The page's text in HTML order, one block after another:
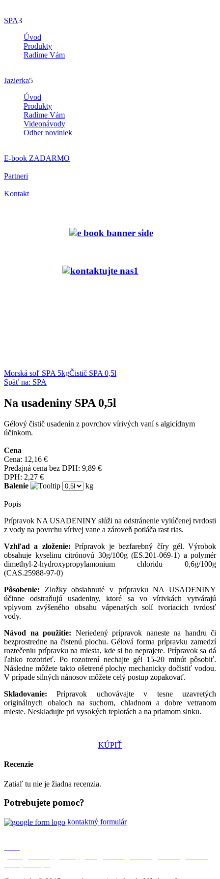
SPA3
Úvod
Produkty
Radíme Vám
Jazierka5
Úvod
Produkty
Radíme Vám
Videonávody
Odber noviniek
E-book ZADARMO
Partneri
Kontakt
Morská soľ SPA 5kgČistič SPA 0,5l
Späť na: SPA
Na usadeniny SPA 0,5l
Gélový čistič usadenín z povrchov vírivých vaní s algicídnym
účinkom.
Cena
Cena: 12,16 €
Predajná cena bez DPH: 9,89 €
DPH: 2,27 €
Balenie
kg
Popis
Prípravok NA USADENINY slúži na odstránenie vylúčenej tvrdosti
z vody na povrchu vírivej vane a zároveň potláča rast rias.
Vzhľad a zloženie: Prípravok je bezfarebný číry gél. Výrobok
obsahuje kyselinu citrónovú 30g/100g (ES.201-069-1) a polymér
dimethyl-2-hydroxypropylamonium chloridu 0,6g/100g
(CAS.25988-97-0)
Pôsobenie: Zložky obsiahnuté v prípravku NA USADENINY
účinne odstraňujú usadeniny, ktoré sa vo vírivkách vytvárajú
vplyvom zvýšeného obsahu vápenatých solí tvoriacich tvrdosť
vody.
Návod na použitie: Neriedený prípravok naneste na handru či
bezprostredne na čistenú plochu. Gélová forma prípravku zamedzí
roztečeniu prípravku na miesta, kde si ho neprajete. Prípravok sa dá
ľahko rozotrieť. Po rozotrení nechajte gél 15-20 minút pôsobiť.
Následne môžete takto ošetrené plochy mechanicky dočistiť vodou.
V prípade silných nánosov môžete celý postup zopakovať.
Skladovanie: Prípravok uchovávajte v tesne uzavretých
originálnych obaloch na suchom, chladnom a dobre vetranom
mieste. Neskladujte pri vysokých teplotách a na priamom slnku.
KÚPIŤ
Recenzie
Zatiaľ tu nie je žiadna recenzia.
Potrebujete pomoc?
kontaktný formulár